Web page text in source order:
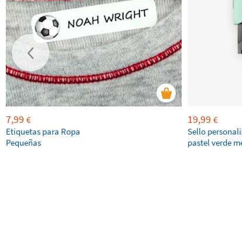
7,99 €
Etiquetas para Ropa
Pequeñas
19,99 €
Sello
pastel verde